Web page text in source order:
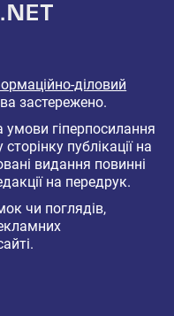
діловий
застережено.
умови гіперпосилання
публікації на
видання повинні
на передрук.
чи поглядів,